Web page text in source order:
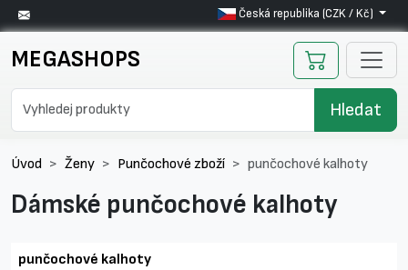
Česká republika (CZK / Kč)
MEGASHOPS
Hledat
Úvod Ženy Punčochové zboží punčochové kalhoty
Dámské punčochové kalhoty
punčochové kalhoty